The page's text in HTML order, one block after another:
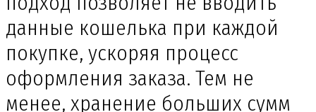
данные кошелька при каждой
покупке, ускоряя процесс
оформления заказа. Тем не
менее, хранение больших сумм